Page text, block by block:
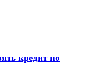
кредит по